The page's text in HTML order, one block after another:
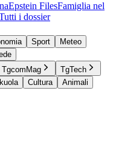
Epstein FilesFamiglia nel
i dossier
Sport
Meteo
TgcomMag
TgTech
Cultura
Animali